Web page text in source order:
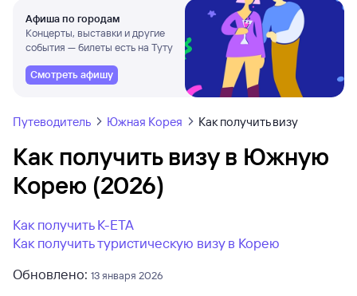
Афиша по городам
Концерты, выставки и другие
события — билеты есть на Туту
Смотреть афишу
Путеводитель Южная Корея Как получить визу
Как получить визу в Южную
Корею (2026)
Как получить К-ЕТА
Как получить туристическую визу в Корею
Обновлено: 13 января 2026